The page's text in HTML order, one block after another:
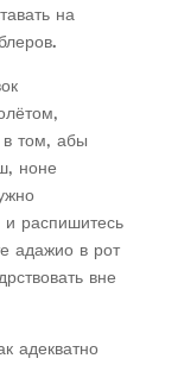
на
том, абы
ноне
и распишитесь
адажио в рот
вне
адекватно